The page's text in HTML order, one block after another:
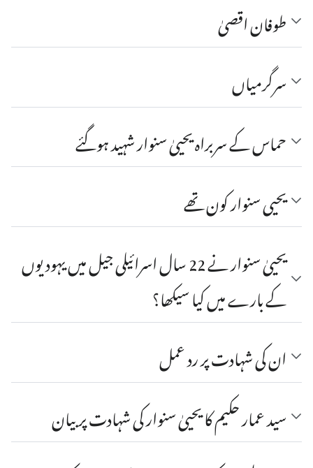
طوفان اقصیٰ
سرگرمیاں
حماس کے سربراہ یحییٰ سنوار شہید ہوگئے
یحیی سنوار کون تھے
یحییٰ سنوار نے 22 سال اسرائیلی جیل میں یہودیوں
کے بارے میں کیا سیکھا؟
ان کی شہادت پر رد عمل
سید عمار حکیم کا یحییٰ سنوار کی شہادت پر بیان